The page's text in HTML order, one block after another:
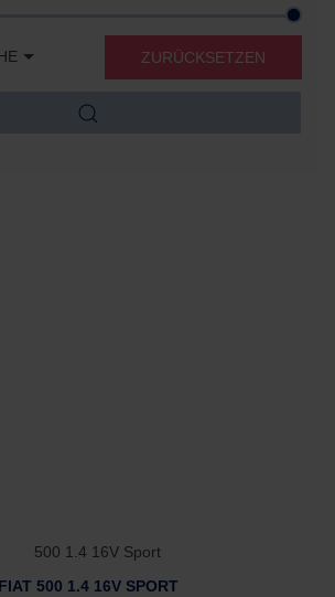
ZURÜCKSETZEN
FIAT 500 1.4 16V SPORT